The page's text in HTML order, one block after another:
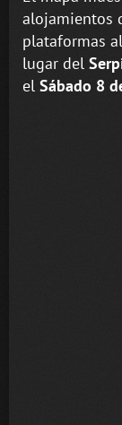
alojamientos
plataformas
lugar del
el Sábado 8